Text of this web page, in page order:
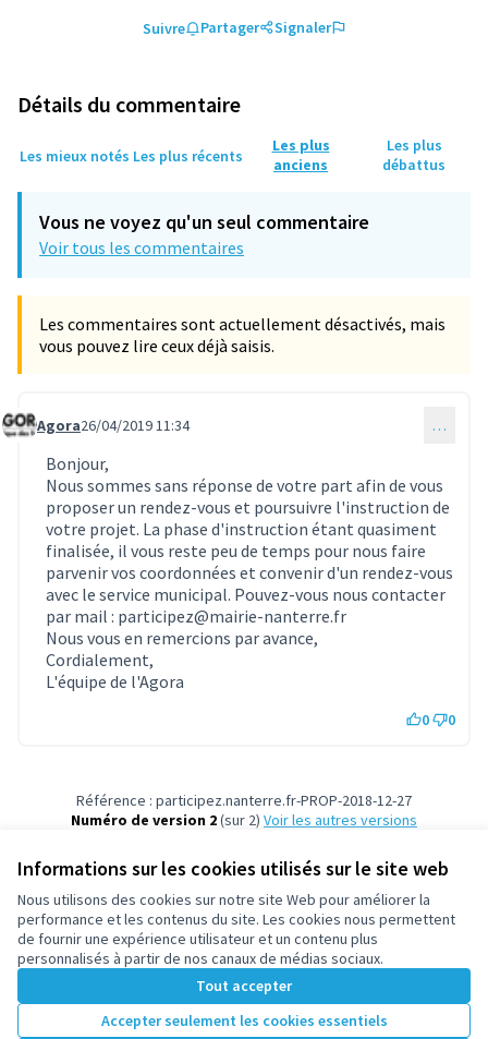
Informations sur les cookies utilisés sur le site web
Nous utilisons des cookies sur notre site Web pour améliorer la
performance et les contenus du site. Les cookies nous permettent
de fournir une expérience utilisateur et un contenu plus
personnalisés à partir de nos canaux de médias sociaux.
Tout accepter
Accepter seulement les cookies essentiels
Suivre Partager Signaler
Détails du commentaire
Les mieux notés Les plus récents
Les plus
anciens
Les plus
débattus
Vous ne voyez qu'un seul commentaire
Voir tous les commentaires
Les commentaires sont actuellement désactivés, mais
vous pouvez lire ceux déjà saisis.
Commentaire 188
Agora26/04/2019 11:34 …
Bonjour,
Nous sommes sans réponse de votre part afin de vous
proposer un rendez-vous et poursuivre l'instruction de
votre projet. La phase d'instruction étant quasiment
finalisée, il vous reste peu de temps pour nous faire
parvenir vos coordonnées et convenir d'un rendez-vous
avec le service municipal. Pouvez-vous nous contacter
par mail : participez@mairie-nanterre.fr
Nous vous en remercions par avance,
Cordialement,
L'équipe de l'Agora
0 0
Référence : participez.nanterre.fr-PROP-2018-12-27
Numéro de version 2(sur 2)
voir les autres versions
Conditions d'utilisation
Paramètres des cookies
participez.nanterre.fr sur X
(Lien externe)
participez.nanterre.fr sur Facebook
participez.nanterre.fr sur Instagram
participez.nanterre.fr sur YouTube
(Lien externe)
participez.nanterre.fr sur GitHub
(Lien externe)